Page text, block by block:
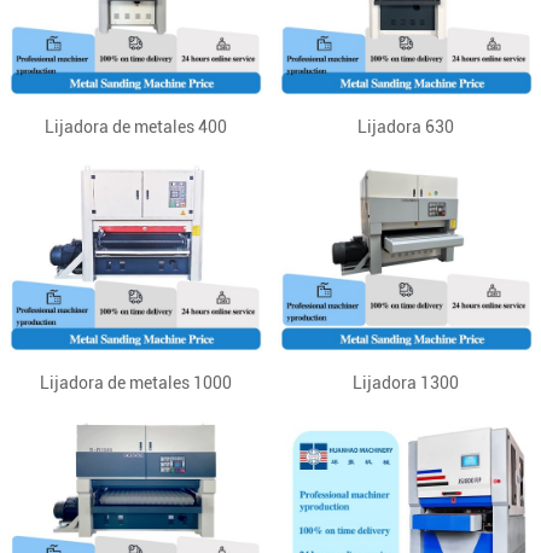
Lijadora de metales 400 Lijadora 630
Lijadora de metales 1000 Lijadora 1300